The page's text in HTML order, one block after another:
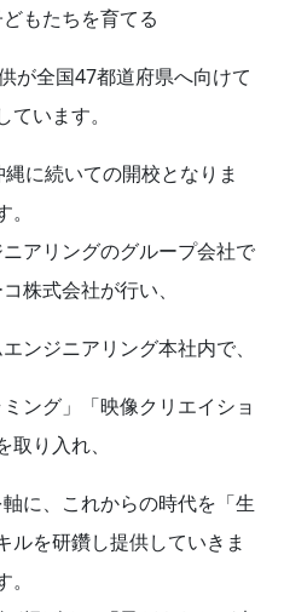
もたちを育てる
が全国47都道府県へ向けて
ています。
に続いての開校となりま
。
アリングのグループ会社で
株式会社が行い、
ンジニアリング本社内で、
ング」「映像クリエイショ
取り入れ、
に、これからの時代を「生
ルを研鑽し提供していきま
。